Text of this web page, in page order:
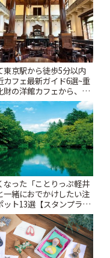
東京駅から徒歩5分以内
カフェ最新ガイド6選~重
財の洋館カフェから、改
のレトロ喫茶まで~ | こと
なった「ことりっぷ軽井
一緒におでかけしたい注
ット13選【スタンプラリ
中】 | ことりっぷ